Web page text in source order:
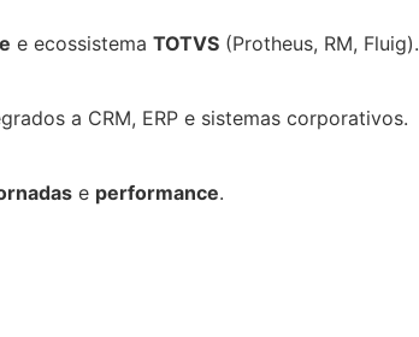
e ecossistema TOTVS (Protheus, RM, Fluig).
a CRM, ERP e sistemas corporativos.
e performance.